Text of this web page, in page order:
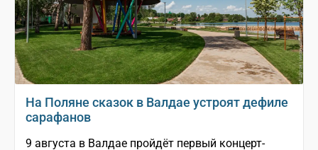
На Поляне сказок в Валдае устроят дефиле
сарафанов
9 августа в Валдае пройдёт первый концерт-